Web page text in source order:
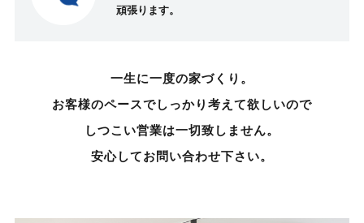
頑張ります。
一生に一度の家づくり。
お客様のペースでしっかり考えて欲しいので
しつこい営業は一切致しません。
安心してお問い合わせ下さい。